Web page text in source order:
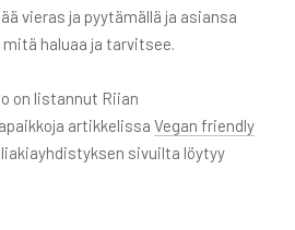
vieras ja pyytämällä ja asiansa
haluaa ja tarvitsee.
on listannut Riian
artikkelissa Vegan friendly
sivuilta löytyy